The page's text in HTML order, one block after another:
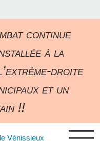
continue
à la
droite
et un
!!